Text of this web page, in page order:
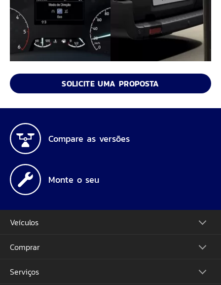
SOLICITE UMA PROPOSTA
Compare as versões
Monte o seu
Veículos
Picapes
Suvs
Performance
Comprar
Monte o Seu
Serviços